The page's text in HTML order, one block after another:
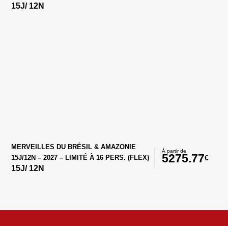
15J/ 12N
MERVEILLES DU BRÉSIL & AMAZONIE
15J/12N – 2027 – LIMITÉ À 16 PERS. (FLEX)
15J/ 12N
À partir de
5275.77€